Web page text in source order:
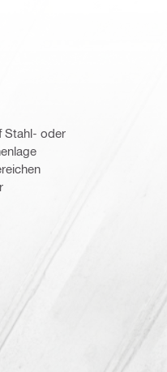
Stahl- oder